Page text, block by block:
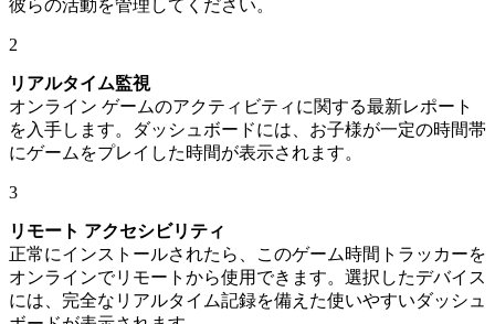
彼らの活動を管理してください。
2
リアルタイム監視
オンライン ゲームのアクティビティに関する最新レポート
を入手します。ダッシュボードには、お子様が一定の時間帯
にゲームをプレイした時間が表示されます。
3
リモート アクセシビリティ
正常にインストールされたら、このゲーム時間トラッカーを
オンラインでリモートから使用できます。選択したデバイス
には、完全なリアルタイム記録を備えた使いやすいダッシュ